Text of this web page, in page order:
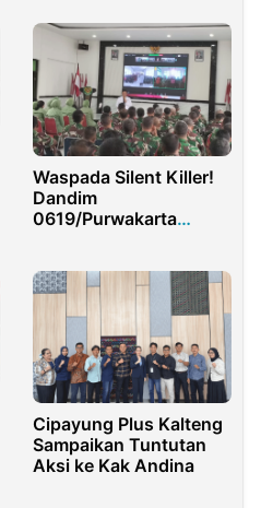
Waspada Silent Killer!
Dandim
0619/Purwakarta
Kendalikan Tekanan
Darah
Cipayung Plus Kalteng
Sampaikan Tuntutan
Aksi ke Kak Andina